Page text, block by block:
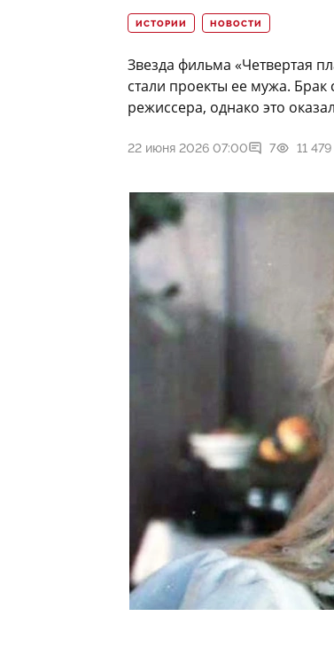
ИСТОРИИ НОВОСТИ
Звезда фильма «Четвертая
стали проекты ее мужа.
режиссера, однако это
22 июня 2026 07:00 7 11 479